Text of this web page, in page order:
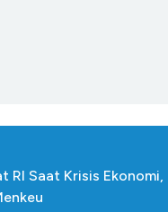
RI Saat Krisis Ekonomi,